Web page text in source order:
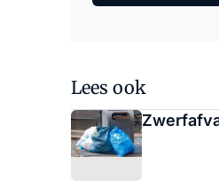
Lees ook